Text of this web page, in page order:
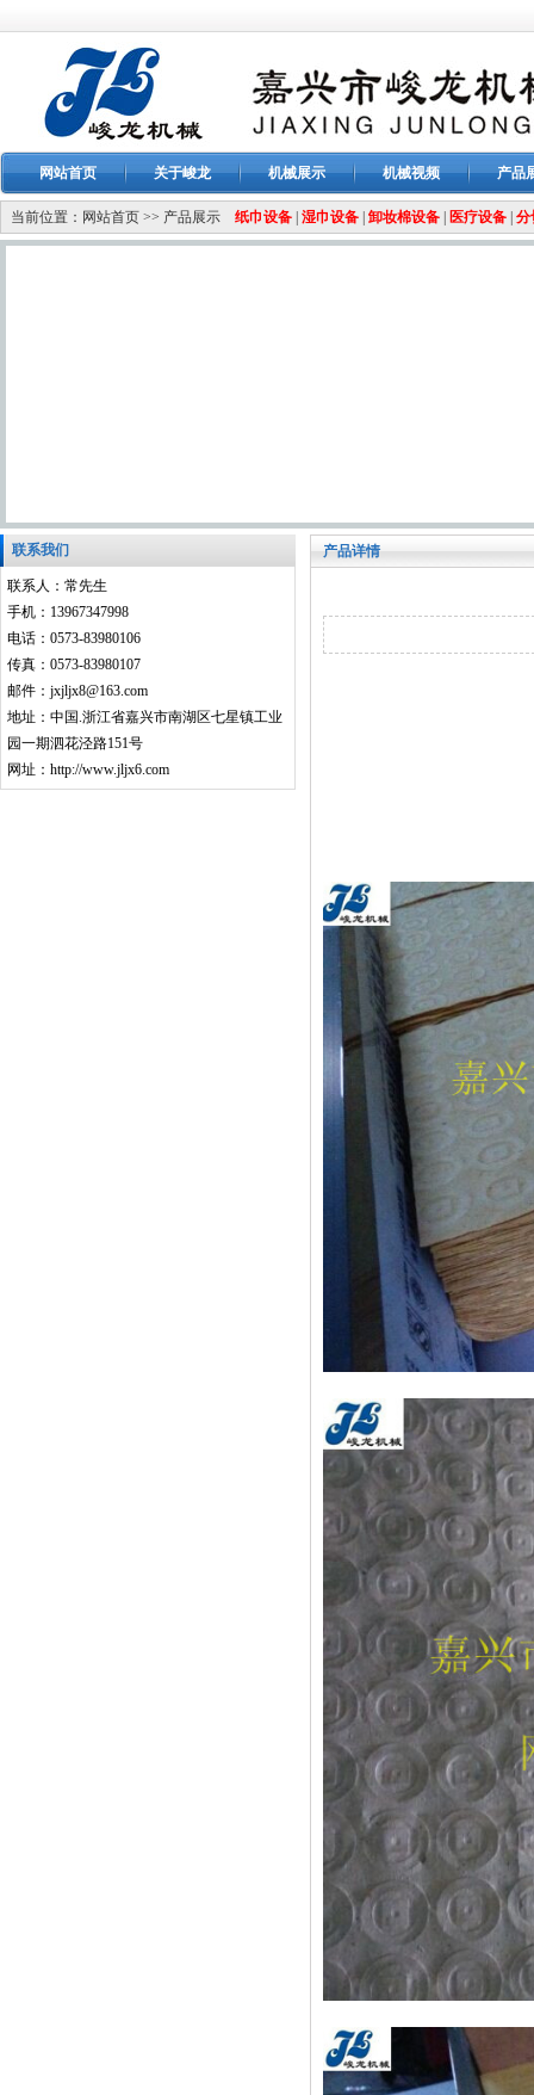
网站首页 关于峻龙 机械展示 机械视频 产品
当前位置： 网站首页 >> 产品展示 纸巾设备 湿巾设备 卸妆棉设备 医疗设备 分
联系我们
联系人：常先生
手机：13967347998
电话：0573-83980106
传真：0573-83980107
邮件：jxjljx8@163.com
地址：中国.浙江省嘉兴市南湖区七星镇工业
园一期泗花泾路151号
网址：http://www.jljx6.com
产品详情